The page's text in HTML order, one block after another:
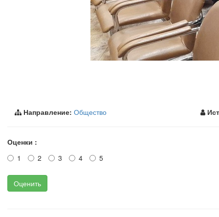
Направление: Общество
Оценки :
1
2 3 4 5
Оценить